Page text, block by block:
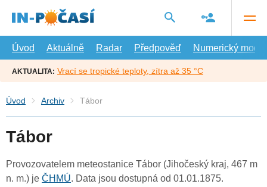
hlavní
Úvod
Aktuálně Radar Předpověď Numerický model
AKTUALITA: Vrací se tropické teploty, zítra až 35 °C
Úvod Archiv Tábor
Tábor
Provozovatelem meteostanice Tábor (Jihočeský kraj, 467 m
n. m.) je ČHMÚ. Data jsou dostupná od 01.01.1875.